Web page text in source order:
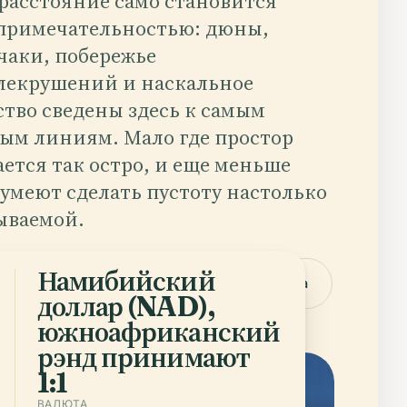
дюны,
побережье
и наскальное
сведены здесь к самым
линиям. Мало где простор
так остро, и еще меньше
сделать пустоту настолько
приложение Города — Namibia
Намибийский
доллар (NAD),
южноафриканский
рэнд принимают
1:1
ВАЛЮТА